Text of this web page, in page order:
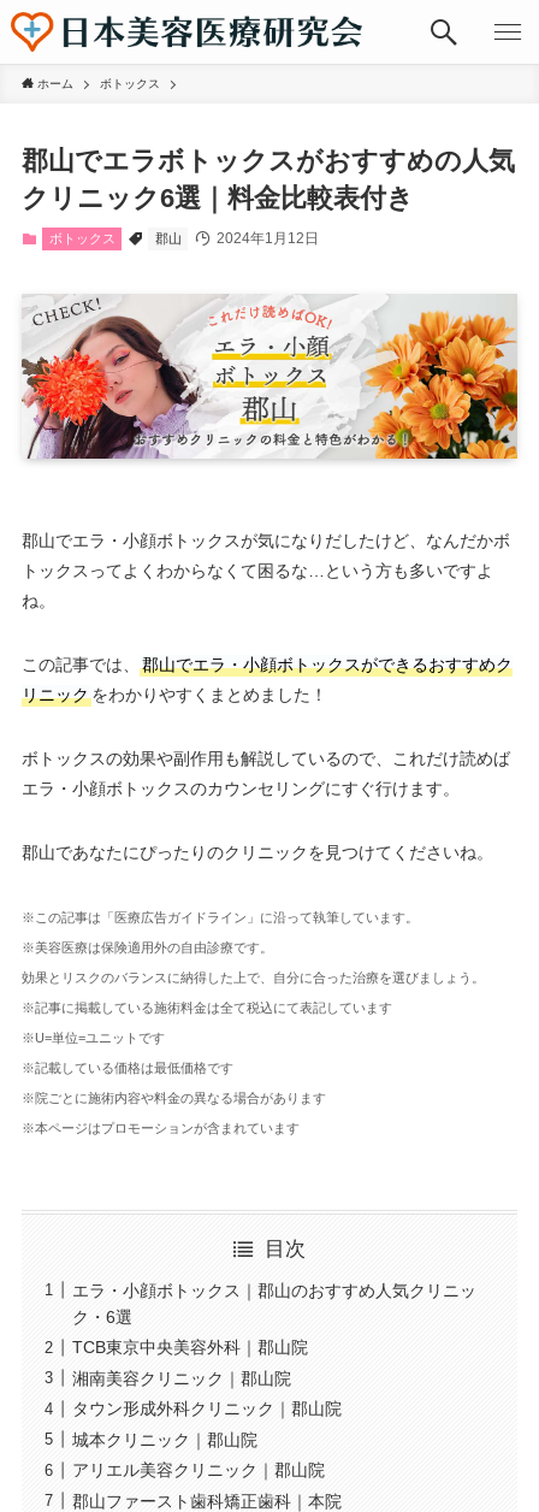
ホーム ボトックス
郡山でエラボトックスがおすすめの人気
クリニック6選｜料金比較表付き
ボトックス 郡山 2024年1月12日
郡山でエラ・小顔ボトックスが気になりだしたけど、なんだかボ
トックスってよくわからなくて困るな…という方も多いですよ
ね。
この記事では、
郡山でエラ・小顔ボトックスができるおすすめク
リニックをわかりやすくまとめました！
ボトックスの効果や副作用も解説しているので、これだけ読めば
エラ・小顔ボトックスのカウンセリングにすぐ行けます。
郡山であなたにぴったりのクリニックを見つけてくださいね。
※この記事は「医療広告ガイドライン」に沿って執筆しています。
※美容医療は保険適用外の自由診療です。
効果とリスクのバランスに納得した上で、自分に合った治療を選びましょう。
※記事に掲載している施術料金は全て税込にて表記しています
※U=単位=ユニットです
※記載している価格は最低価格です
※院ごとに施術内容や料金の異なる場合があります
※本ページはプロモーションが含まれています
目次
エラ・小顔ボトックス｜郡山のおすすめ人気クリニッ
ク・6選
TCB東京中央美容外科｜郡山院
湘南美容クリニック｜郡山院
タウン形成外科クリニック｜郡山院
城本クリニック｜郡山院
アリエル美容クリニック｜郡山院
郡山ファースト歯科矯正歯科｜本院